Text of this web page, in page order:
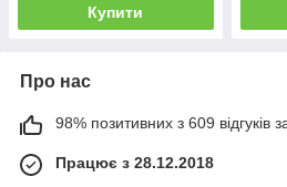
Купити
Про нас
98% позитивних з 609 відгуків
Працює з 28.12.2018